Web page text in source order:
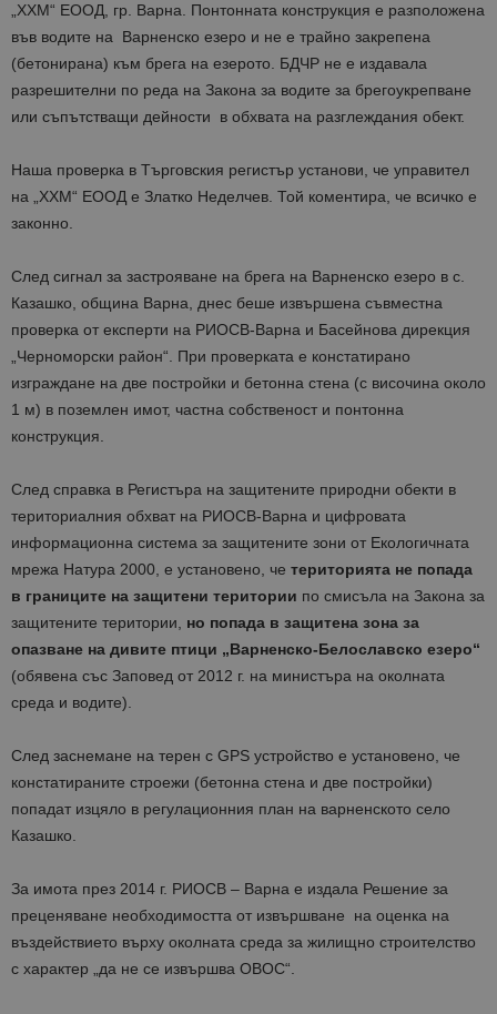
„ХХМ“ ЕООД, гр. Варна. Понтонната конструкция е разположена
във водите на Варненско езеро и не е трайно закрепена
(бетонирана) към брега на езерото. БДЧР не е издавала
разрешителни по реда на Закона за водите за брегоукрепване
или съпътстващи дейности в обхвата на разглеждания обект.
Наша проверка в Търговския регистър установи, че управител
на „ХХМ“ ЕООД е Златко Неделчев. Той коментира, че всичко е
законно.
След сигнал за застрояване на брега на Варненско езеро в с.
Казашко, община Варна, днес беше извършена съвместна
проверка от експерти на РИОСВ-Варна и Басейнова дирекция
„Черноморски район“. При проверката е констатирано
изграждане на две постройки и бетонна стена (с височина около
1 м) в поземлен имот, частна собственост и понтонна
конструкция.
След справка в Регистъра на защитените природни обекти в
териториалния обхват на РИОСВ-Варна и цифровата
информационна система за защитените зони от Екологичната
мрежа Натура 2000, е установено, че територията не попада
в границите на защитени територии по смисъла на Закона за
защитените територии, но попада в защитена зона за
опазване на дивите птици „Варненско-Белославско езеро“
(обявена със Заповед от 2012 г. на министъра на околната
среда и водите).
След заснемане на терен с GPS устройство е установено, че
констатираните строежи (бетонна стена и две постройки)
попадат изцяло в регулационния план на варненското село
Казашко.
За имота през 2014 г. РИОСВ – Варна е издала Решение за
преценяване необходимостта от извършване на оценка на
въздействието върху околната среда за жилищно строителство
с характер „да не се извършва ОВОС“.